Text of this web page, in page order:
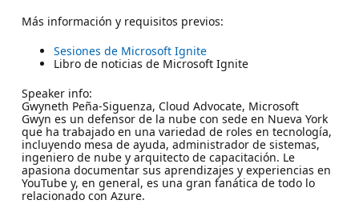
Más información y requisitos previos:
Sesiones de Microsoft Ignite
Libro de noticias de Microsoft Ignite
Speaker info:
Gwyneth Peña-Siguenza, Cloud Advocate, Microsoft
Gwyn es un defensor de la nube con sede en Nueva York
que ha trabajado en una variedad de roles en tecnología,
incluyendo mesa de ayuda, administrador de sistemas,
ingeniero de nube y arquitecto de capacitación. Le
apasiona documentar sus aprendizajes y experiencias en
YouTube y, en general, es una gran fanática de todo lo
relacionado con Azure.